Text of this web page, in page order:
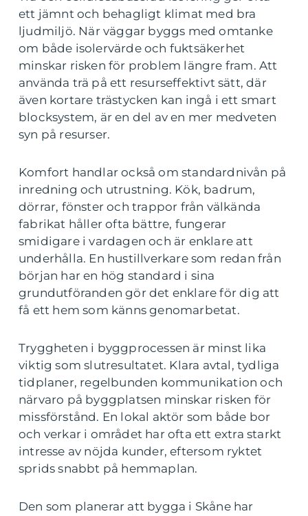
ett jämnt och behagligt klimat med bra
ljudmiljö. När väggar byggs med omtanke
om både isolervärde och fuktsäkerhet
minskar risken för problem längre fram. Att
använda trä på ett resurseffektivt sätt, där
även kortare trästycken kan ingå i ett smart
blocksystem, är en del av en mer medveten
syn på resurser.
Komfort handlar också om standardnivån på
inredning och utrustning. Kök, badrum,
dörrar, fönster och trappor från välkända
fabrikat håller ofta bättre, fungerar
smidigare i vardagen och är enklare att
underhålla. En hustillverkare som redan från
början har en hög standard i sina
grundutföranden gör det enklare för dig att
få ett hem som känns genomarbetat.
Tryggheten i byggprocessen är minst lika
viktig som slutresultatet. Klara avtal, tydliga
tidplaner, regelbunden kommunikation och
närvaro på byggplatsen minskar risken för
missförstånd. En lokal aktör som både bor
och verkar i området har ofta ett extra starkt
intresse av nöjda kunder, eftersom ryktet
sprids snabbt på hemmaplan.
Den som planerar att bygga i Skåne har